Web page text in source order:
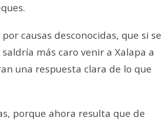
causas desconocidas, que si se
más caro venir a Xalapa a
una respuesta clara de lo que
porque ahora resulta que de